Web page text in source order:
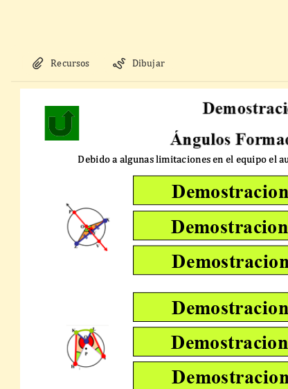
Recursos Dibujar
Debido a algunas limitaciones en el equipo el